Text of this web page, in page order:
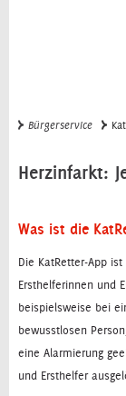
Bürgerservice
Herzinfarkt:
Was ist die
Die KatRetter-App
Ersthelferinnen und
beispielsweise bei
bewusstlosen
eine Alarmierung
und Ersthelfer